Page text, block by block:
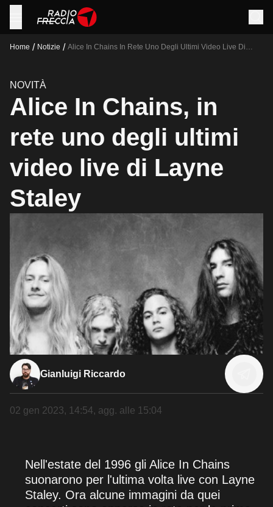
Home / Notizie / Alice In Chains In Rete Uno Degli Ultimi Video Live Di
NOVITÀ
Alice In Chains, in
rete uno degli ultimi
video live di Layne
Staley
Gianluigi Riccardo
02 gen 2023, 14:54, agg. alle 15:04
Nell'estate del 1996 gli Alice In Chains
suonarono per l'ultima volta live con Layne
Staley. Ora alcune immagini da quei